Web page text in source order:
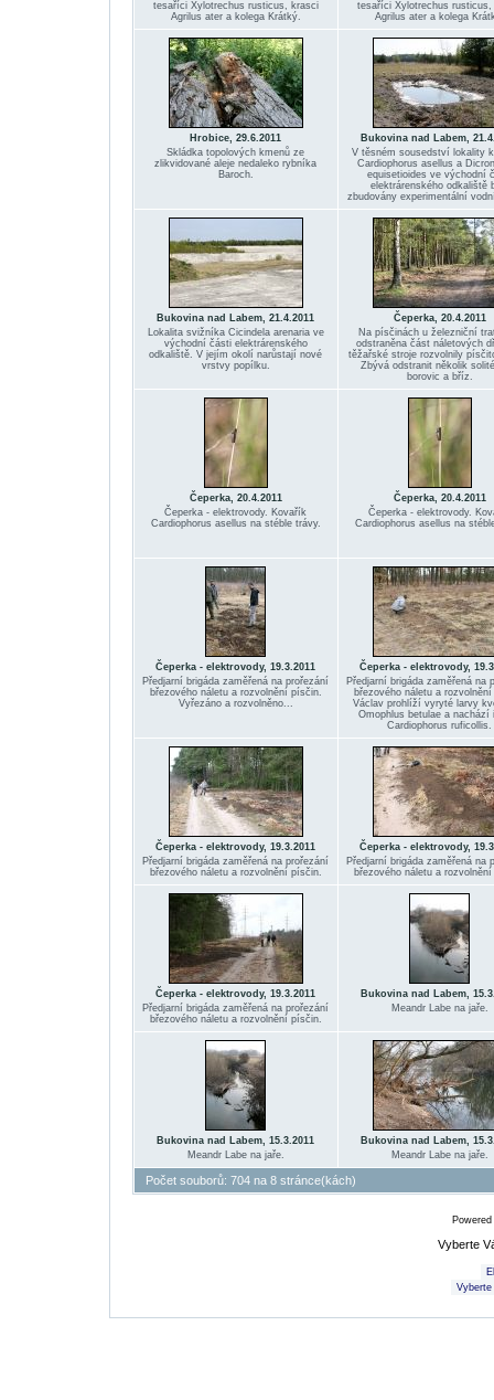
tesaříci Xylotrechus rusticus, krasci
Agrilus ater a kolega Krátký.
tesaříci Xylotrechus rusticus,
Agrilus ater a kolega
Hrobice, 29.6.2011
Skládka topolových kmenů ze
zlikvidované aleje nedaleko rybníka
Baroch.
Bukovina nad Labem,
V těsném sousedství lokality
Cardiophorus asellus a
equisetioides ve východní
elektrárenského odkaliště
zbudovány experimentální
Bukovina nad Labem, 21.4.2011
Lokalita svižníka Cicindela arenaria ve
východní části elektrárenského
odkaliště. V jejím okolí narůstají nové
vrstvy popílku.
Čeperka, 20.4.2011
Na písčinách u železniční
odstraněna část náletových
těžařské stroje rozvolnily
Zbývá odstranit několik
borovic a bříz.
Čeperka, 20.4.2011
Čeperka - elektrovody. Kovařík
Cardiophorus asellus na stéble trávy.
Čeperka, 20.4.2011
Čeperka - elektrovody.
Cardiophorus asellus na
Čeperka - elektrovody, 19.3.2011
Předjarní brigáda zaměřená na prořezání
březového náletu a rozvolnění písčin.
Vyřezáno a rozvolněno...
Čeperka - elektrovody,
Předjarní brigáda zaměřená na
březového náletu a
Václav prohlíží vyryté larvy
Omophlus betulae a nachází
Cardiophorus ruficollis.
Čeperka - elektrovody, 19.3.2011
Předjarní brigáda zaměřená na prořezání
březového náletu a rozvolnění písčin.
Čeperka - elektrovody,
Předjarní brigáda zaměřená na
březového náletu a
Čeperka - elektrovody, 19.3.2011
Předjarní brigáda zaměřená na prořezání
březového náletu a rozvolnění písčin.
Bukovina nad Labem,
Meandr Labe na jaře.
Bukovina nad Labem, 15.3.2011
Meandr Labe na jaře.
Bukovina nad Labem,
Meandr Labe na jaře.
Počet souborů: 704 na 8 stránce(kách)
Vyberte